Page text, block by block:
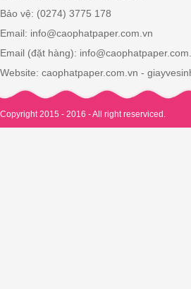
Bảo vệ: (0274) 3775 178
Email: info@caophatpaper.com.vn
Email (đặt hàng):
Website: caophatpaper.com.vn -
Copyright 2015 - 2016 - All right reserviced.